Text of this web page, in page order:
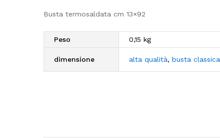
Busta termosaldata cm 13×92
Peso 0,15 kg
dimensione alta qualità, busta classica